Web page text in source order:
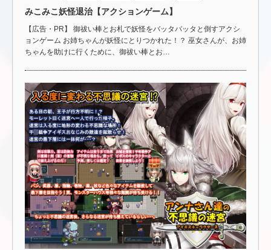
みこみこ妖怪退治【アクションゲーム】
【広告・PR】 御祓い棒とお札で妖怪をバッタバッタと倒すアクシ
ョンゲーム お姉ちゃんが妖怪にとりつかれた！？ 巫女さんが、お姉
ちゃんを助けに行くために、御祓い棒とお…